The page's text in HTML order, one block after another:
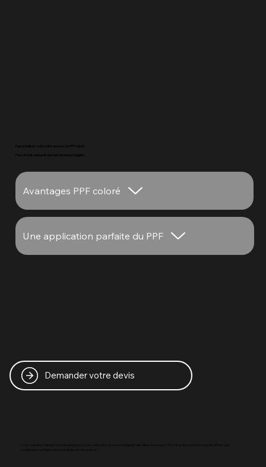
Demander votre devis
Personnalisez votre véhicule avec un PPF coloré
Pour un look unique et une carrosserie protégée !
Avantages PPF coloré
Une application parfaite du PPF
Vous souhaitez donner un style audacieux à votre véhicule tout en le protégeant des aléas de la route ? Nos films de protection colorés offrent une
combinaison parfaite entre esthétique et robustesse !